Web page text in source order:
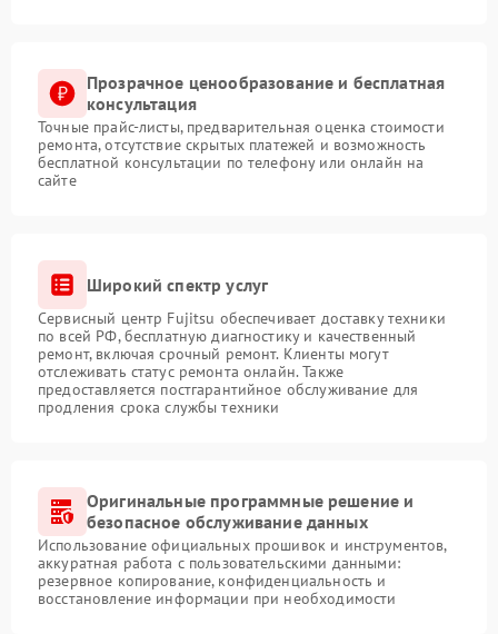
Прозрачное ценообразование и бесплатная
консультация
Точные прайс-листы, предварительная оценка стоимости
ремонта, отсутствие скрытых платежей и возможность
бесплатной консультации по телефону или онлайн на
сайте
Широкий спектр услуг
Сервисный центр Fujitsu обеспечивает доставку техники
по всей РФ, бесплатную диагностику и качественный
ремонт, включая срочный ремонт. Клиенты могут
отслеживать статус ремонта онлайн. Также
предоставляется постгарантийное обслуживание для
продления срока службы техники
Оригинальные программные решение и
безопасное обслуживание данных
Использование официальных прошивок и инструментов,
аккуратная работа с пользовательскими данными:
резервное копирование, конфиденциальность и
восстановление информации при необходимости